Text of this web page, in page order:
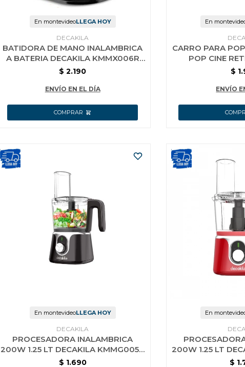
En montevideoLLEGA HOY
DECAKILA
BATIDORA DE MANO INALAMBRICA
A BATERIA DECAKILA KMMX006R
NEGRA
$ 2.190
ENVÍO EN EL DÍA
En
CARRO PARA
POP CINE
$
ENVÍO
En montevideoLLEGA HOY
DECAKILA
PROCESADORA INALAMBRICA
200W 1.25 LT DECAKILA KMMG005B
NEGRA
$ 1.690
En
200W 1.25 LT
$